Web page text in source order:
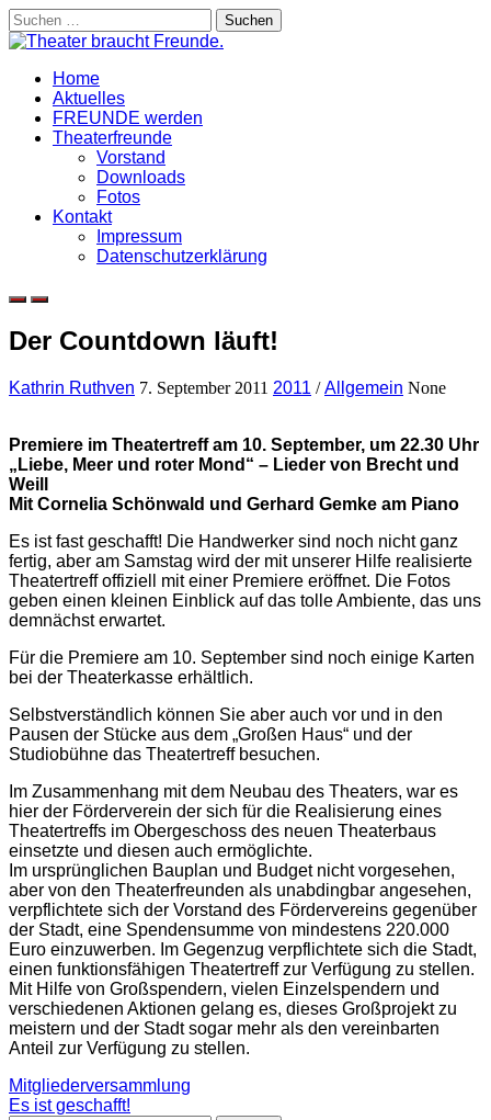
Skip
to
Suchen
nach:
Home
Aktuelles
FREUNDE werden
Theaterfreunde
Vorstand
Downloads
Fotos
Kontakt
Impressum
Datenschutzerklärung
Der Countdown läuft!
Kathrin Ruthven 7. September 2011 2011 /Allgemein None
Premiere im Theatertreff am 10. September, um 22.30 Uhr
„Liebe, Meer und roter Mond“ – Lieder von Brecht und
Weill
Mit Cornelia Schönwald und Gerhard Gemke am Piano
Es ist fast geschafft! Die Handwerker sind noch nicht ganz
fertig, aber am Samstag wird der mit unserer Hilfe realisierte
Theatertreff offiziell mit einer Premiere eröffnet. Die Fotos
geben einen kleinen Einblick auf das tolle Ambiente, das uns
demnächst erwartet.
Für die Premiere am 10. September sind noch einige Karten
bei der Theaterkasse erhältlich.
Selbstverständlich können Sie aber auch vor und in den
Pausen der Stücke aus dem „Großen Haus“ und der
Studiobühne das Theatertreff besuchen.
Im Zusammenhang mit dem Neubau des Theaters, war es
hier der Förderverein der sich für die Realisierung eines
Theatertreffs im Obergeschoss des neuen Theaterbaus
einsetzte und diesen auch ermöglichte.
Im ursprünglichen Bauplan und Budget nicht vorgesehen,
aber von den Theaterfreunden als unabdingbar angesehen,
verpflichtete sich der Vorstand des Fördervereins gegenüber
der Stadt, eine Spendensumme von mindestens 220.000
Euro einzuwerben. Im Gegenzug verpflichtete sich die Stadt,
einen funktionsfähigen Theatertreff zur Verfügung zu stellen.
Mit Hilfe von Großspendern, vielen Einzelspendern und
verschiedenen Aktionen gelang es, dieses Großprojekt zu
meistern und der Stadt sogar mehr als den vereinbarten
Anteil zur Verfügung zu stellen.
Beitragsnavigation
Mitgliederversammlung
Es ist geschafft!